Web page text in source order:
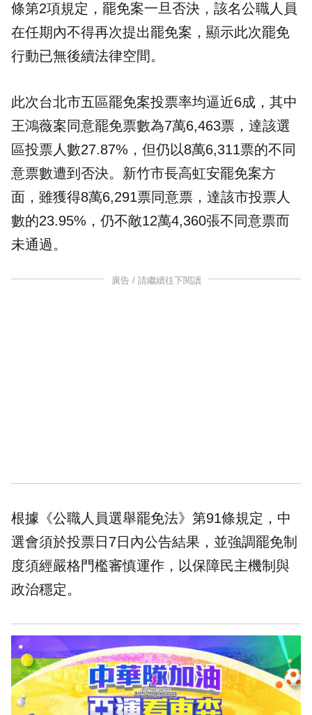
條第2項規定，罷免案一旦否決，該名公職人員
在任期內不得再次提出罷免案，顯示此次罷免
行動已無後續法律空間。
此次台北市五區罷免案投票率均逼近6成，其中
王鴻薇案同意罷免票數為7萬6,463票，達該選
區投票人數27.87%，但仍以8萬6,311票的不同
意票數遭到否決。新竹市長高虹安罷免案方
面，雖獲得8萬6,291票同意票，達該市投票人
數的23.95%，仍不敵12萬4,360張不同意票而
未通過。
廣告 / 請繼續往下閱讀
根據《公職人員選舉罷免法》第91條規定，中
選會須於投票日7日內公告結果，並強調罷免制
度須經嚴格門檻審慎運作，以保障民主機制與
政治穩定。